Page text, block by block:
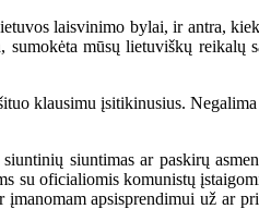
laisvinimo bylai, ir antra,
mūsų lietuviškų reikalų
klausimu įsitikinusius.
siuntimas ar paskirų
su oficialiomis komunistų
apsisprendimui už ar